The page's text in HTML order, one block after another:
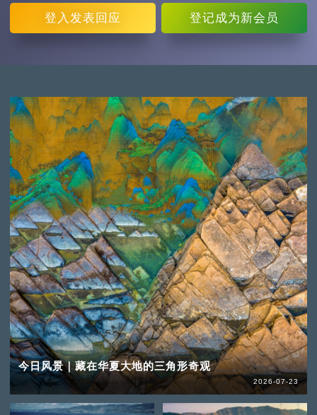
登入 发表回应 登记成为新会员
今日风景｜藏在华夏大地的三角形奇观
2026-07-23